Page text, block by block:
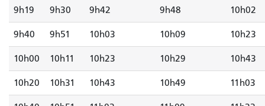
9h19 9h30 9h42 9h48 10h02
9h40 9h51 10h03 10h09 10h23
10h00 10h11 10h23 10h29 10h43
10h20 10h31 10h43 10h49 11h03